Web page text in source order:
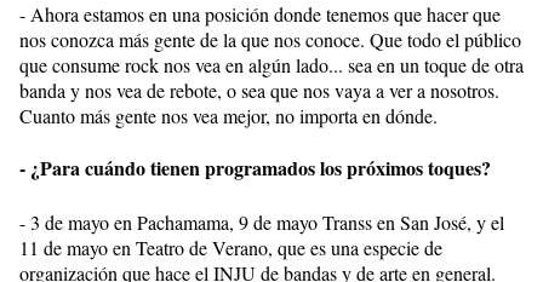
- Ahora estamos en una posición donde tenemos que hacer que
nos conozca más gente de la que nos conoce. Que todo el público
que consume rock nos vea en algún lado... sea en un toque de otra
banda y nos vea de rebote, o sea que nos vaya a ver a nosotros.
Cuanto más gente nos vea mejor, no importa en dónde.
- ¿Para cuándo tienen programados los próximos toques?
- 3 de mayo en Pachamama, 9 de mayo Transs en San José, y el
11 de mayo en Teatro de Verano, que es una especie de
organización que hace el INJU de bandas y de arte en general.